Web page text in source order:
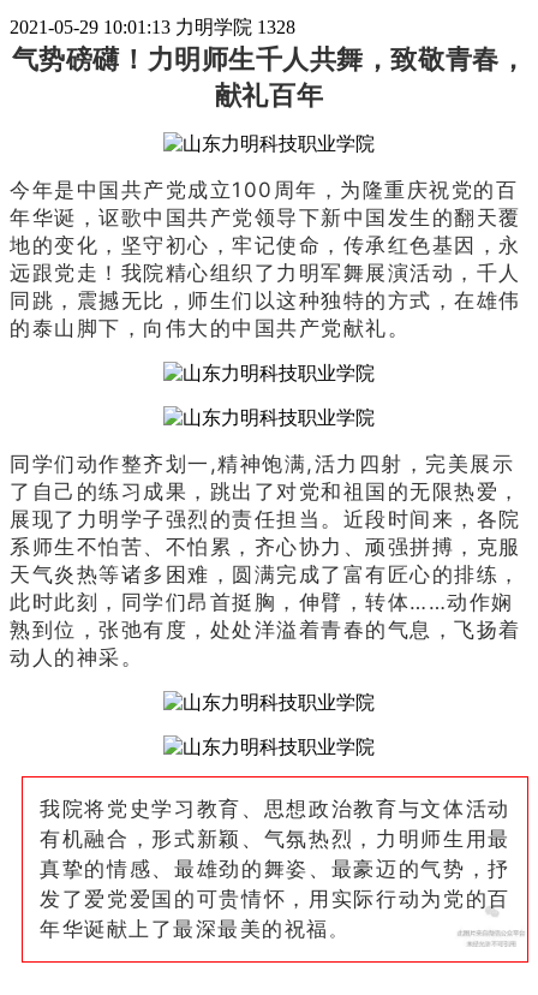
2021-05-29 10:01:13 力明学院 1328
气势磅礴！力明师生千人共舞，致敬青春，
献礼百年
今年是中国共产党成立100周年，为隆重庆祝党的百
年华诞，讴歌中国共产党领导下新中国发生的翻天覆
地的变化，坚守初心，牢记使命，传承红色基因，永
远跟党走！我院精心组织了力明军舞展演活动，千人
同跳，震撼无比，师生们以这种独特的方式，在雄伟
的泰山脚下，向伟大的中国共产党献礼。
同学们动作整齐划一,精神饱满,活力四射，完美展示
了自己的练习成果，跳出了对党和祖国的无限热爱，
展现了力明学子强烈的责任担当。近段时间来，各院
系师生不怕苦、不怕累，齐心协力、顽强拼搏，克服
天气炎热等诸多困难，圆满完成了富有匠心的排练，
此时此刻，同学们昂首挺胸，伸臂，转体……动作娴
熟到位，张弛有度，处处洋溢着青春的气息，飞扬着
动人的神采。
我院将党史学习教育、思想政治教育与文体活动
有机融合，形式新颖、气氛热烈，力明师生用最
真挚的情感、最雄劲的舞姿、最豪迈的气势，抒
发了爱党爱国的可贵情怀，用实际行动为党的百
年华诞献上了最深最美的祝福 。